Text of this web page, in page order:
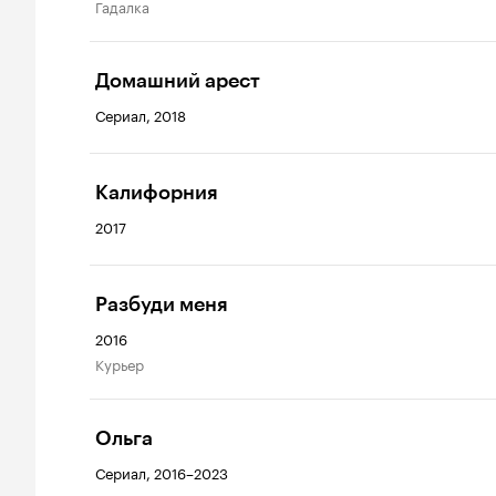
гадалка
Домашний арест
Сериал, 2018
Калифорния
2017
Разбуди меня
2016
курьер
Ольга
Сериал, 2016–2023